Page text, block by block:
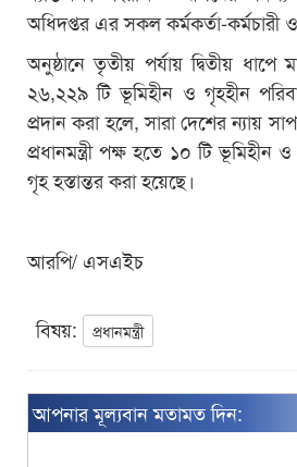
অধিদপ্তর এর সকল কর্মকর্তা-
অনুষ্ঠানে তৃতীয় পর্যায় দ্বিতীয় ধাপে
২৬,২২৯ টি ভূমিহীন ও গৃহহীন
প্রদান করা হলে, সারা দেশের ন্যায়
প্রধানমন্ত্রী পক্ষ হতে ১০ টি ভূমিহীন
গৃহ হস্তান্তর করা হয়েছে।
আরপি/ এসএইচ
বিষয়: প্রধানমন্ত্রী
আপনার মূল্যবান মতামত দিন: